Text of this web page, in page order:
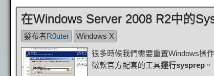
在Windows Server 2008 R2中的
發布者R0uter
Windows X
很多時候我們需要重置Windows操
微軟官方配套的工具運行sysprep 。